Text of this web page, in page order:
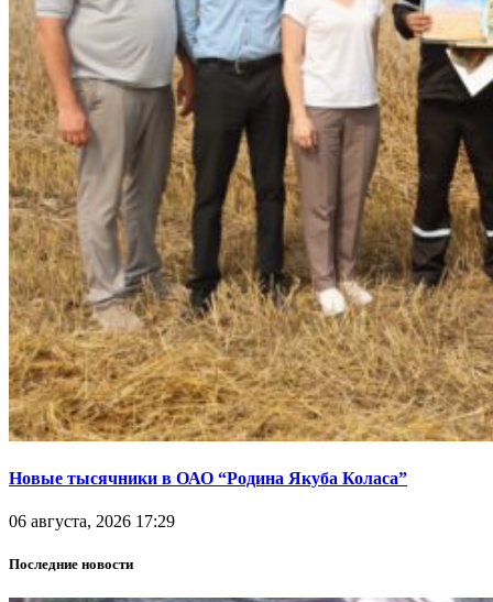
Новые тысячники в ОАО “Родина Якуба Коласа”
06 августа, 2026 17:29
Последние новости